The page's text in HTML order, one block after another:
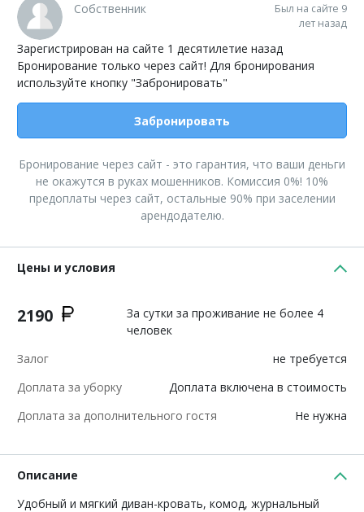
Собственник
Был на сайте 9
лет назад
Зарегистрирован на сайте 1 десятилетие назад
Бронирование только через сайт! Для бронирования
используйте кнопку "Забронировать"
Забронировать
Бронирование через сайт - это гарантия, что ваши деньги
не окажутся в руках мошенников. Комиссия 0%! 10%
предоплаты через сайт, остальные 90% при заселении
арендодателю.
Цены и условия
2190
За сутки за проживание не более 4
человек
Залог
не требуется
Доплата за уборку
Доплата включена в стоимость
Доплата за дополнительного гостя
Не нужна
Описание
Удобный и мягкий диван-кровать, комод, журнальный